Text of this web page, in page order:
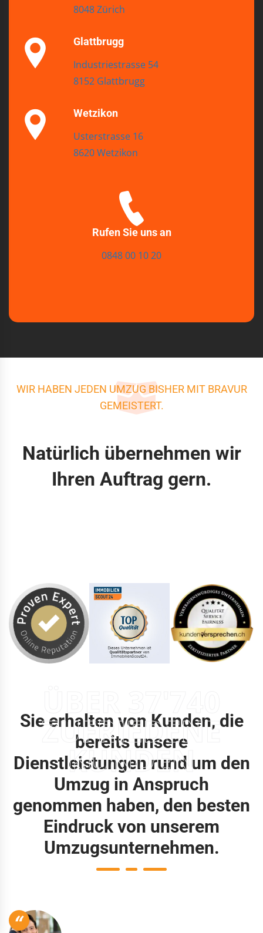
8048 Zürich
Glattbrugg
Industriestrasse 54
8152 Glattbrugg
Wetzikon
Usterstrasse 16
8620 Wetzikon
Rufen Sie uns an
0848 00 10 20
WIR HABEN JEDEN UMZUG BISHER MIT BRAVUR
GEMEISTERT.
Natürlich übernehmen wir
Ihren Auftrag gern.
ZUFRIEDENE
KUNDEN
Sie erhalten von Kunden, die
bereits unsere
Dienstleistungen rund um den
Umzug in Anspruch
genommen haben, den besten
Eindruck von unserem
Umzugsunternehmen.
“